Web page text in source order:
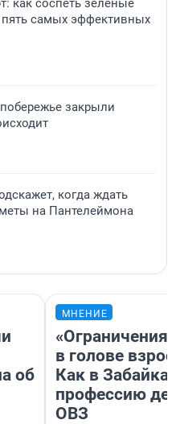
самых эффективных
закрыли
когда ждать
на Пантелеймона
об
МНЕНИЕ
«Ограничения
в голове
Как в
профессию
ОВЗ